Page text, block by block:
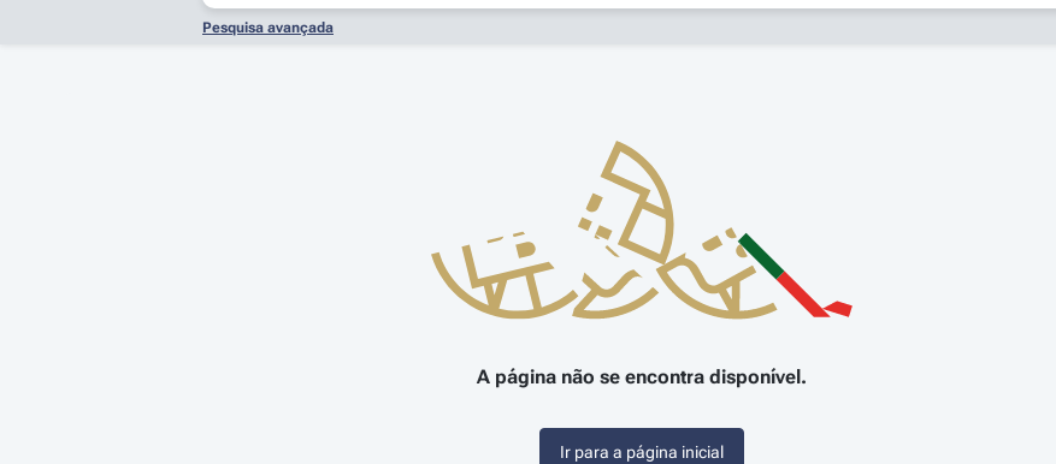
Pesquisa avançada
A página não se encontra disponível.
Ir para a página inicial